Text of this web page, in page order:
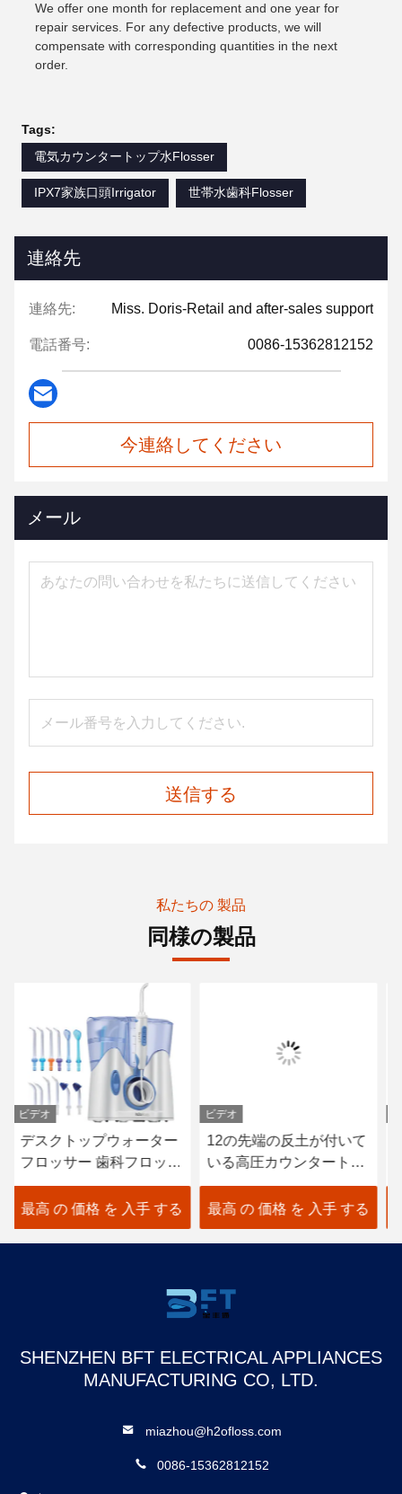
We offer one month for replacement and one year for
repair services. For any defective products, we will
compensate with corresponding quantities in the next
order.
Tags:
電気カウンタートップ水Flosser
IPX7家族口頭Irrigator 世帯水歯科Flosser
連絡先
連絡先: Miss. Doris-Retail and after-sales support
電話番号: 0086-15362812152
今連絡してください
メール
送信する
私たちの 製品
同様の製品
ビデオ
デスクトップウォーター
フロッサー 歯科フロッサ
ー ボックス ダンタルウ
ォーターフロッサー カス
タム ウォーターフロッサ
ー 歯科フロッサー 12ノ
最高 の 価格 を 入手 する
ビデオ
12の先端の反土が付いて
いる高圧カウンタートッ
プ水Flosser
最高 の 価格 を 入手 する
SHENZHEN BFT ELECTRICAL APPLIANCES
MANUFACTURING CO, LTD.
miazhou@h2ofloss.com
0086-15362812152